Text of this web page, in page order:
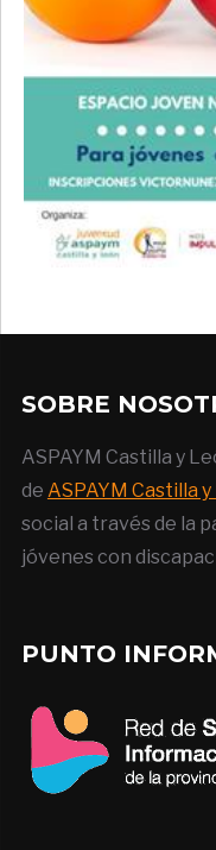
SOBRE
ASPAYM Castilla y
de ASPAYM Castilla
social a través de la
jóvenes con
PUNTO